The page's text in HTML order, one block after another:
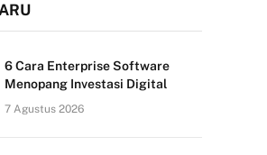
6 Cara Enterprise Software
Menopang Investasi Digital
7 Agustus 2026